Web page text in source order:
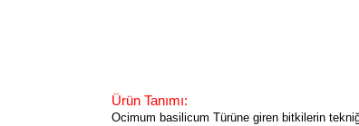
Ürün Tanımı:
Ocimum basilicum Türüne giren bitkilerin